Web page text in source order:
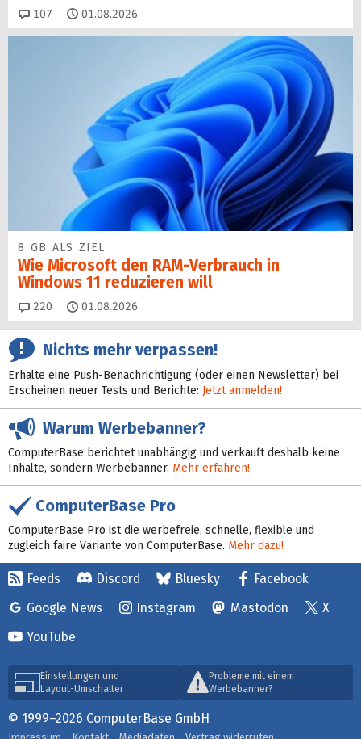
107 Kommentare
01.08.2026
8 GB ALS ZIEL
Wie Microsoft den RAM-Verbrauch in
Windows 11 reduzieren will
220 Kommentare
01.08.2026
Nichts mehr verpassen!
Erhalte eine Push-Benachrichtigung (oder einen Newsletter) bei
Erscheinen neuer Tests und Berichte: Jetzt anmelden!
Warum Werbebanner?
ComputerBase berichtet unabhängig und verkauft deshalb keine
Inhalte, sondern Werbebanner. Mehr erfahren!
ComputerBase Pro
ComputerBase Pro ist die werbefreie, schnelle, flexible und
zugleich faire Variante von ComputerBase. Mehr dazu!
Feeds Discord Bluesky
Facebook
Google News
Instagram Mastodon
X
YouTube
Einstellungen und
Layout-Umschalter
Probleme mit einem
Werbebanner?
© 1999–2026 ComputerBase GmbH